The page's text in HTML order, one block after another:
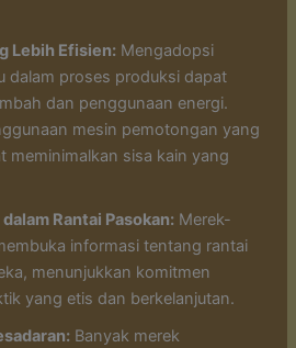
Lebih Efisien: Mengadopsi
dalam proses produksi dapat
dan penggunaan energi.
mesin pemotongan yang
meminimalkan sisa kain yang
Rantai Pasokan: Merek-
informasi tentang rantai
menunjukkan komitmen
yang etis dan berkelanjutan.
Banyak merek